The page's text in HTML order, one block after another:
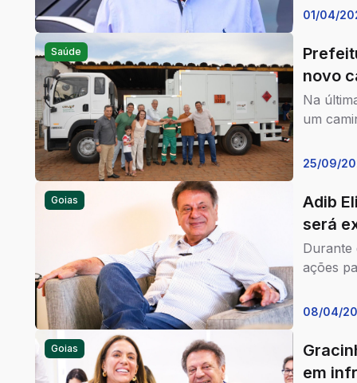
01/04/
Saúde
novo
Na
um
25/09/
Goias
Adib
será
Durante
ações
08/04/
Goias
em